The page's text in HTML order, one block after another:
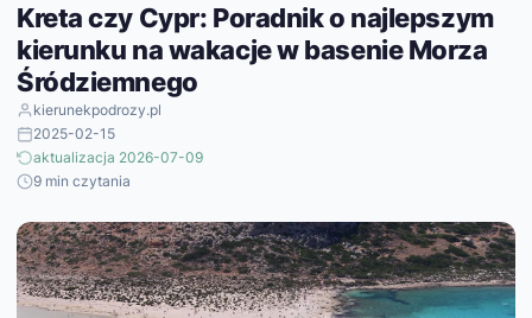
Kreta czy Cypr: Poradnik o najlepszym
kierunku na wakacje w basenie Morza
Śródziemnego
kierunekpodrozy.pl
2025-02-15
aktualizacja 2026-07-09
9 min czytania